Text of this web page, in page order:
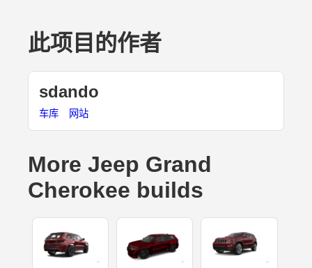
此项目的作者
sdando
车库 网站
More Jeep Grand
Cherokee builds